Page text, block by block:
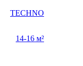
TECHNO
14-16 м²